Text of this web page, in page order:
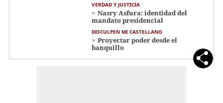
VERDAD Y JUSTICIA
Nasry Asfura: identidad del
mandato presidencial
DISCULPEN MI CASTELLANO
Proyectar poder desde el
banquillo